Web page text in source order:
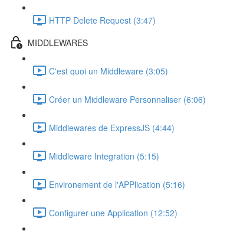
HTTP Delete Request (3:47)
MIDDLEWARES
C'est quoi un Middleware (3:05)
Créer un Middleware Personnaliser (6:06)
Middlewares de ExpressJS (4:44)
Middleware Integration (5:15)
Environement de l'APPlication (5:16)
Configurer une Application (12:52)